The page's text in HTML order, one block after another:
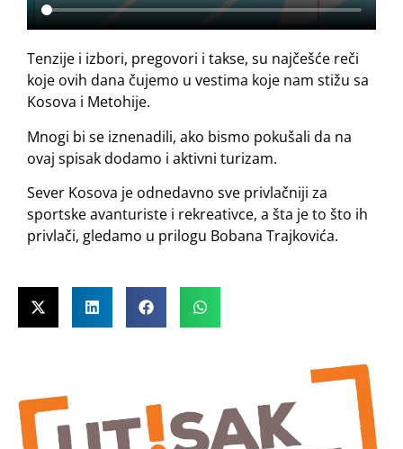
Tenzije i izbori, pregovori i takse, su najčešće reči
koje ovih dana čujemo u vestima koje nam stižu sa
Kosova i Metohije.
Mnogi bi se iznenadili, ako bismo pokušali da na
ovaj spisak dodamo i aktivni turizam.
Sever Kosova je odnedavno sve privlačniji za
sportske avanturiste i rekreativce, a šta je to što ih
privlači, gledamo u prilogu Bobana Trajkovića.